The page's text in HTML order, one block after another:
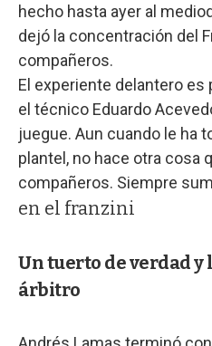
hecho hasta ayer al
dejó la concentración del
compañeros.
El experiente delantero es
el técnico Eduardo
juegue. Aun cuando le ha
plantel, no hace otra cosa
compañeros. Siempre
en el franzini
Un tuerto de verdad y
árbitro